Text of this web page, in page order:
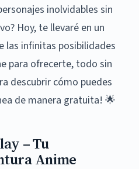
inolvidables sin
Hoy, te llevaré en un
las infinitas posibilidades
para ofrecerte, todo sin
descubrir cómo puedes
de manera gratuita! 🌟
– Tu
Anime